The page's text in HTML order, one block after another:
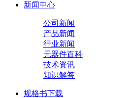
新闻中心
公司新闻
产品新闻
行业新闻
元器件百科
技术资讯
知识解答
规格书下载